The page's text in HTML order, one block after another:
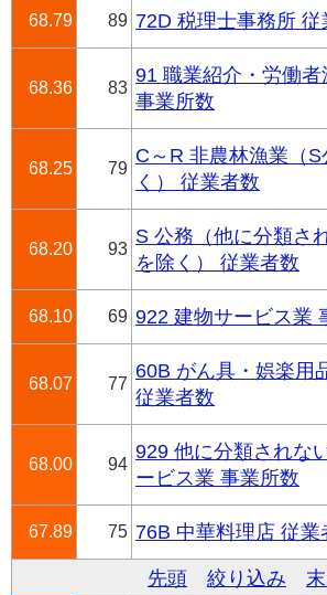
68.79 89 72D 税理士事務所 従
68.36 83
91 職業紹介・労働者
事業所数
68.25 79
C～R 非農林漁業（S
く） 従業者数
68.20 93
S 公務（他に分類さ
を除く） 従業者数
68.10 69 922 建物サービス業
68.07 77
60B がん具・娯楽用
従業者数
68.00 94
929 他に分類されな
ービス業 事業所数
67.89 75 76B 中華料理店 従業
先頭 絞り込み